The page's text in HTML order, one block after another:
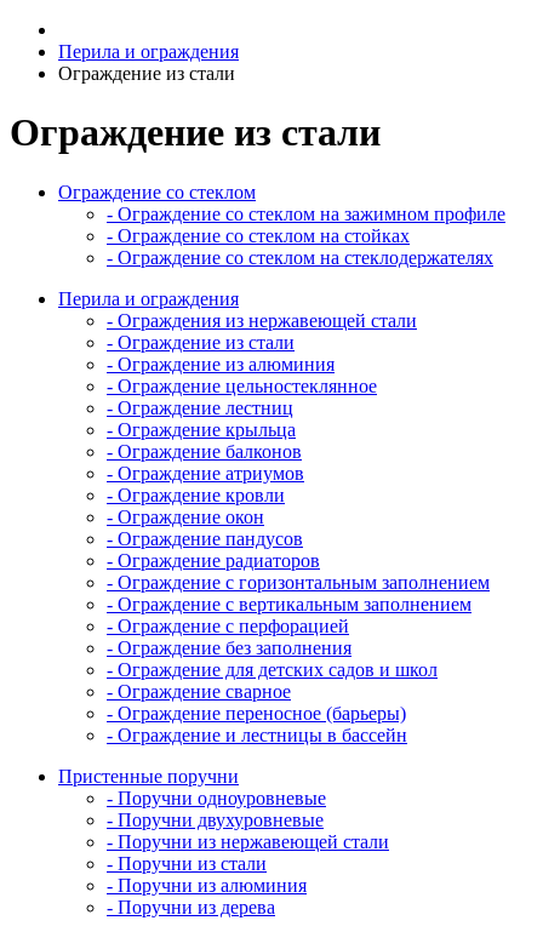
Перила и ограждения
Ограждение из стали
Ограждение из стали
Ограждение со стеклом
- Ограждение со стеклом на зажимном профиле
- Ограждение со стеклом на стойках
- Ограждение со стеклом на стеклодержателях
Перила и ограждения
- Ограждения из нержавеющей стали
- Ограждение из стали
- Ограждение из алюминия
- Ограждение цельностеклянное
- Ограждение лестниц
- Ограждение крыльца
- Ограждение балконов
- Ограждение атриумов
- Ограждение кровли
- Ограждение окон
- Ограждение пандусов
- Ограждение радиаторов
- Ограждение с горизонтальным заполнением
- Ограждение с вертикальным заполнением
- Ограждение с перфорацией
- Ограждение без заполнения
- Ограждение для детских садов и школ
- Ограждение сварное
- Ограждение переносное (барьеры)
- Ограждение и лестницы в бассейн
Пристенные поручни
- Поручни одноуровневые
- Поручни двухуровневые
- Поручни из нержавеющей стали
- Поручни из стали
- Поручни из алюминия
- Поручни из дерева